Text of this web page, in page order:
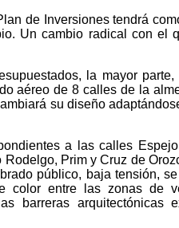
de Inversiones tendrá
Un cambio radical con el
la mayor
aéreo de 8 calles de la
su diseño
a las calles
Rodelgo, Prim y Cruz de
público, baja tensión,
color entre las zonas de
barreras arquitectónicas